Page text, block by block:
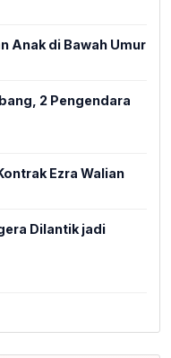
Anak di Bawah Umur
2 Pengendara
Ezra Walian
Dilantik jadi